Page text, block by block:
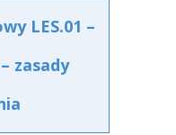
LES.01 –
zasady